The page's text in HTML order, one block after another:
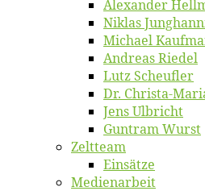
Alex­an­der
Ni­klas
Mi­cha­el
An­dre­as Riedel
Lutz Scheuf­ler
Dr. Chris­­ta-
Jens Ulb­richt
Gun­tram Wurst
Zelt­team
Ein­sät­ze
Me­di­en­ar­beit